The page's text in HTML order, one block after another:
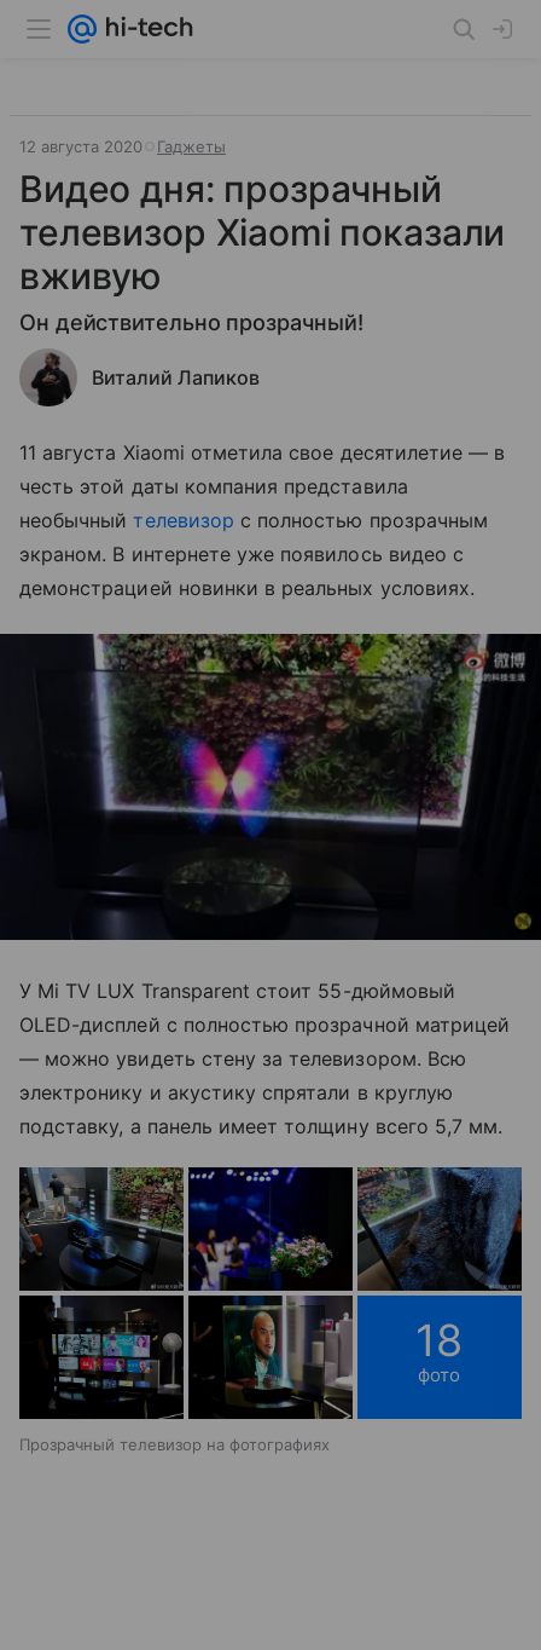
12 августа 2020 Гаджеты
Видео дня: прозрачный
телевизор Xiaomi показали
вживую
Он действительно прозрачный!
Виталий Лапиков
11 августа Xiaomi отметила свое десятилетие — в
честь этой даты компания представила
необычныйтелевизор с полностью прозрачным
экраном. В интернете уже появилось видео с
демонстрацией новинки в реальных условиях.
У Mi TV LUX Transparent стоит 55-дюймовый
OLED-дисплей с полностью прозрачной матрицей
— можно увидеть стену за телевизором. Всю
электронику и акустику спрятали в круглую
подставку, а панель имеет толщину всего 5,7 мм.
18
фото
Прозрачный телевизор на фотографиях